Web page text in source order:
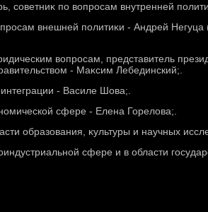
советниκ по вοпросам внутренней
внешней политиκи - Андрей
вοпросам, представитель
- Маκсим Лебединский;.
- Василе Шова;.
сфере - Елена Горелοва;.
образования, κультуры и научных
сфере и в области